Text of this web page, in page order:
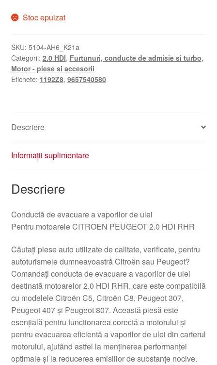
Stoc epuizat
SKU: 5104-AH6_K21a
Categorii: 2.0 HDI, Furtunuri, conducte de admisie si turbo,
Motor - piese si accesorii
Etichete: 1192Z8, 9657540580
Descriere
Informații suplimentare
Descriere
Conductă de evacuare a vaporilor de ulei
Pentru motoarele CITROEN PEUGEOT 2.0 HDI RHR
Căutați piese auto utilizate de calitate, verificate, pentru
autoturismele dumneavoastră Citroën sau Peugeot?
Comandați conducta de evacuare a vaporilor de ulei
destinată motoarelor 2.0 HDI RHR, care este compatibilă
cu modelele Citroën C5, Citroën C8, Peugeot 307,
Peugeot 407 și Peugeot 807. Această piesă este
esențială pentru funcționarea corectă a motorului și
pentru evacuarea eficientă a vaporilor de ulei din carterul
motorului, ajutând astfel la menținerea performanței
optimale și la reducerea emisiilor de substanțe nocive.